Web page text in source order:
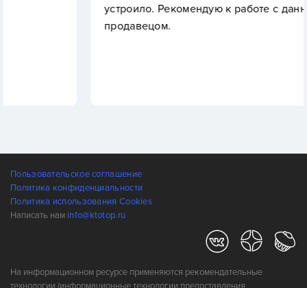
устроило. Рекомендую к работе с данным
продавецом.
Пользовательское соглашение
Политика конфиденциальности
Политика использования Cookies
Написать нам info@ktotop.ru
На информационном ресурсе применяются рекомендательные